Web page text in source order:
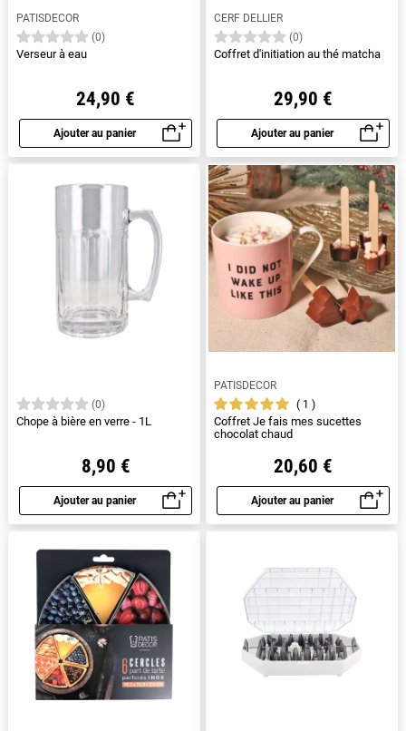
PATISDECOR
(0)
Verseur à eau
24,90 €
Ajouter au panier
Aperçu rapide
CERF DELLIER
(0)
Coffret d'initiation au thé matcha
29,90 €
Ajouter au panier
Aperçu rapide
(0)
Chope à bière en verre - 1L
8,90 €
Ajouter au panier
Aperçu rapide
PATISDECOR
1
Coffret Je fais mes sucettes
chocolat chaud
20,60 €
Ajouter au panier
Aperçu rapide